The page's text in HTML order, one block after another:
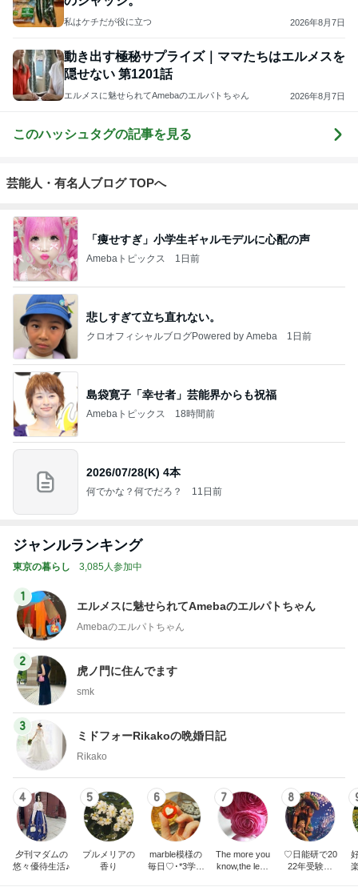
私はケチだが役に立つ 2026年8月7日
動き出す極秘サプライズ｜ママたちはエルメスを
隠せない 第1201話
エルメスに魅せられてAmebaのエルパトちゃん 2026年8月7日
このハッシュタグの記事を見る
芸能人・有名人ブログ TOPへ
「痩せすぎ」小学生ギャルモデルに心配の声
Amebaトピックス 1日前
悲しすぎて立ち直れない。
クロオフィシャルブログPowered by Ameba 1日前
島袋寛子「幸せ者」芸能界からも祝福
Amebaトピックス 18時間前
2026/07/28(K) 4本
何でかな？何でだろ？ 11日前
ジャンルランキング
東京の暮らし 3,085人参加中
1
エルメスに魅せられてAmebaのエルパトちゃん
Amebaのエルパトちゃん
2
虎ノ門に住んでます
smk
3
ミドフォーRikakoの晩婚日記
Rikako
4
夕刊マダムの
悠々優待生活♪
5
プルメリアの
香り
6
marble模様の
毎日♡･*3学年
7
The more you
know,the less
8
♡日能研で20
22年受験終